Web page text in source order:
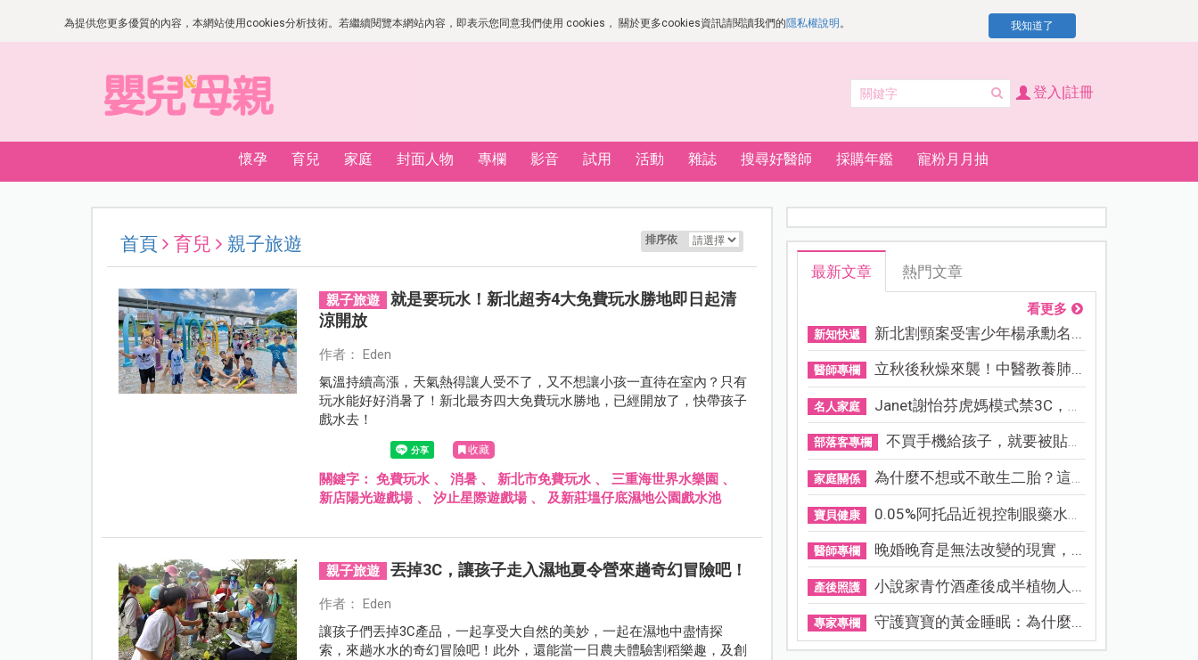
為提供您更多優質的內容，本網站使用cookies分析技術。若繼續閱覽本網站內容，即表示您同意我們使用 cookies， 關於更多cookies資訊請閱讀我們的隱私權說明 。 我知道了
登入|註冊
懷孕 育兒 家庭 封面人物 專欄 影音 試用 活動 雜誌 搜尋好醫師 採購年鑑 寵粉月月抽
首頁 育兒 親子旅遊 排序依
親子旅遊
就是要玩水！新北超夯4大免費玩水勝地即日起清
涼開放
作者： Eden
氣溫持續高漲，天氣熱得讓人受不了，又不想讓小孩一直待在室內？只有
玩水能好好消暑了！新北最夯四大免費玩水勝地，已經開放了，快帶孩子
戲水去！
收藏
關鍵字：免費玩水 、消暑 、 新北市免費玩水 、 三重海世界水樂園 、
新店陽光遊戲場 、汐止星際遊戲場 、 及新莊塭仔底濕地公園戲水池
親子旅遊 丟掉3C，讓孩子走入濕地夏令營來趟奇幻冒險吧！
作者： Eden
讓孩子們丟掉3C產品，一起享受大自然的美妙，一起在濕地中盡情探
索，來趟水水的奇幻冒險吧！此外，還能當一日農夫體驗割稻樂趣，及創
最新文章 熱門文章
看更多
新知快遞 新北割頸案受害少年楊承勳名...
醫師專欄 立秋後秋燥來襲！中醫教養肺...
名人家庭 Janet謝怡芬虎媽模式禁3C，看...
部落客專欄 不買手機給孩子，就要被貼「...
家庭關係 為什麼不想或不敢生二胎？這8...
寶貝健康 0.05%阿托品近視控制眼藥水納...
醫師專欄 晚婚晚育是無法改變的現實，...
產後照護 小說家青竹酒產後成半植物人...
專家專欄 守護寶寶的黃金睡眠：為什麼...